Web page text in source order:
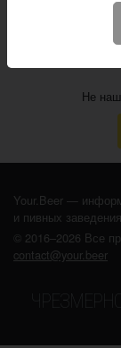
Не
Your.Beer —
и пивных
© 2016–2026 Все
contact@your.beer